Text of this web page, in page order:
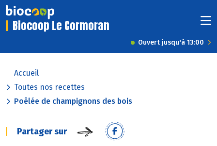
Biocoop Le Cormoran
Ouvert jusqu'à 13:00
Accueil
Toutes nos recettes
Poêlée de champignons des bois
Partager sur